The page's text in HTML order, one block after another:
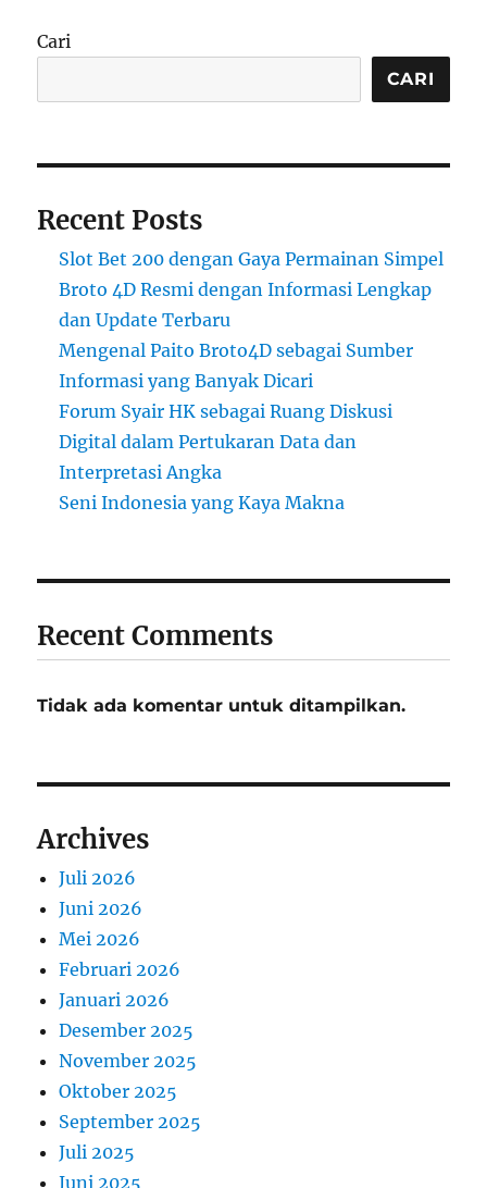
Cari
CARI
Recent Posts
Slot Bet 200 dengan Gaya Permainan Simpel
Broto 4D Resmi dengan Informasi Lengkap
dan Update Terbaru
Mengenal Paito Broto4D sebagai Sumber
Informasi yang Banyak Dicari
Forum Syair HK sebagai Ruang Diskusi
Digital dalam Pertukaran Data dan
Interpretasi Angka
Seni Indonesia yang Kaya Makna
Recent Comments
Tidak ada komentar untuk ditampilkan.
Archives
Juli 2026
Juni 2026
Mei 2026
Februari 2026
Januari 2026
Desember 2025
November 2025
Oktober 2025
September 2025
Juli 2025
Juni 2025